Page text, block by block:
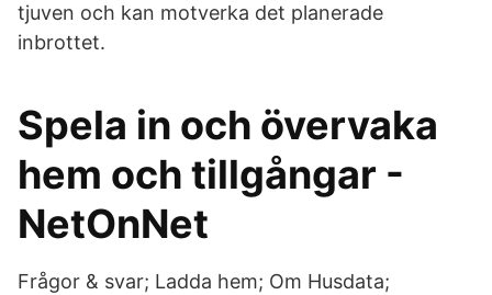
tjuven och kan motverka det planerade
inbrottet.
Spela in och övervaka
hem och tillgångar -
NetOnNet
Frågor & svar; Ladda hem; Om Husdata;